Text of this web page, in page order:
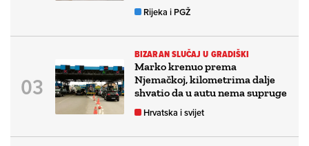
Rijeka i PGŽ
BIZARAN SLUČAJ U GRADIŠKI
Marko krenuo prema
Njemačkoj, kilometrima dalje
shvatio da u autu nema supruge
Hrvatska i svijet